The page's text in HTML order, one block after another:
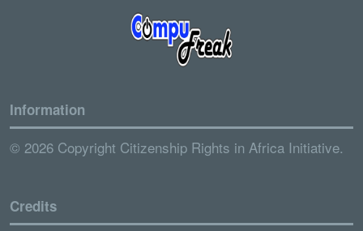
Information
© 2026 Copyright Citizenship Rights in Africa Initiative.
Credits